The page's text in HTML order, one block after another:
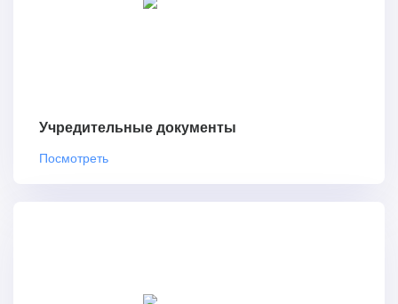
Учредительные документы
Посмотреть